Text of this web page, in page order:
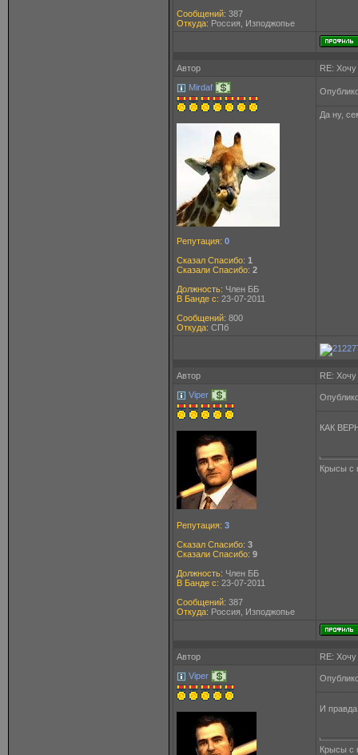
Сообщений: 387
Откуда: Россия, Изподжопье
Автор
RE: Хочу
Mirdaf
Репутация: 0
Сказал Спасибо: 1
Сказали Спасибо: 2
Должность: Член ББ
В Банде с: 23-07-2011
Сообщений: 800
Откуда: СПб
Да ну,
Автор
RE: Хочу
Viper
Репутация: 3
Сказал Спасибо: 3
Сказали Спасибо: 9
Должность: Член ББ
В Банде с: 23-07-2011
Сообщений: 387
Откуда: Россия, Изподжопье
КАК
Крысы с
Автор
RE: Хочу
Viper
И правда
Крысы с